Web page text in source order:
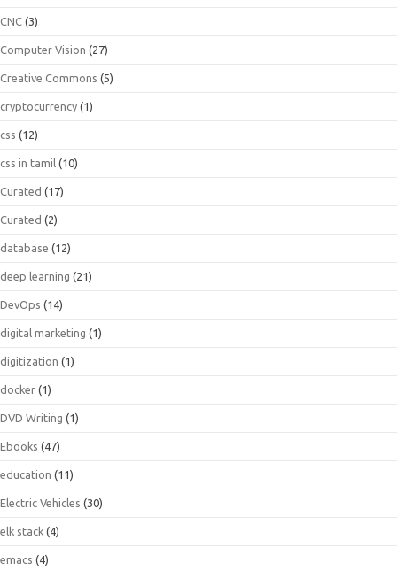
CNC (3)
Computer Vision (27)
Creative Commons (5)
cryptocurrency (1)
css (12)
css in tamil (10)
Curated (17)
Curated (2)
database (12)
deep learning (21)
DevOps (14)
digital marketing (1)
digitization (1)
docker (1)
DVD Writing (1)
Ebooks (47)
education (11)
Electric Vehicles (30)
elk stack (4)
emacs (4)